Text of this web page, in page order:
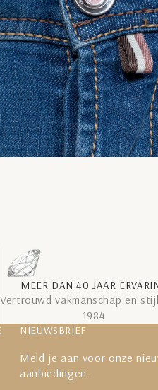
MEER DAN 40 JAAR
Vertrouwd vakmanschap en
1984
NIEUWSBRIEF
Meld je aan voor onze
aanbiedingen.